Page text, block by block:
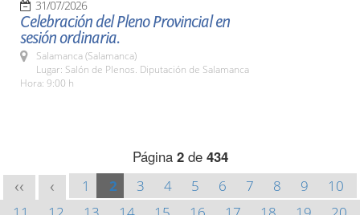
31/07/2026
Celebración del Pleno Provincial en
sesión ordinaria.
Salamanca (Salamanca)
Lugar: Salón de Plenos. Diputación de Salamanca
Hora: 9:00 h
Página 2de 434
<< < 1 2 3 4 5 6 7 8 9
10